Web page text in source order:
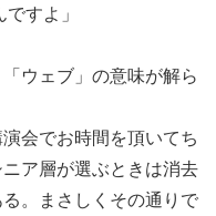
すよ」
ウェブ」の意味が解ら
会でお時間を頂いてち
ア層が選ぶときは消去
。まさしくその通りで